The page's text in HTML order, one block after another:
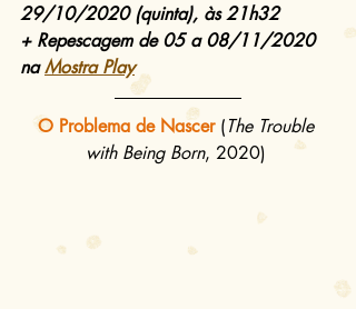
29/10/2020 (quinta), às 21h32
+ Repescagem de 05 a 08/11/2020
na Mostra Play
O Problema de Nascer (The Trouble
with Being Born, 2020)